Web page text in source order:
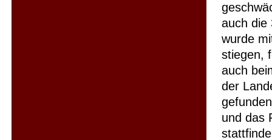
auch die
wurde
stiegen,
auch
der
und das